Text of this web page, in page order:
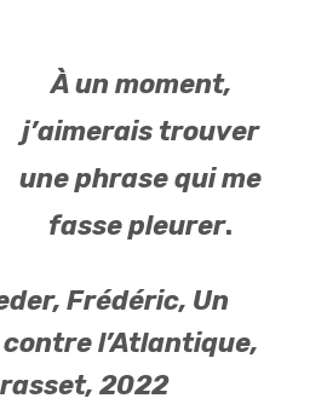
À un moment,
j’aimerais trouver
une phrase qui me
fasse pleurer.
Frédéric, Un
l’Atlantique,
2022